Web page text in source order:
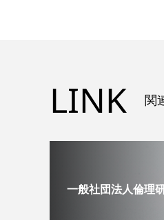
LINK 関
一般社団法人倫理